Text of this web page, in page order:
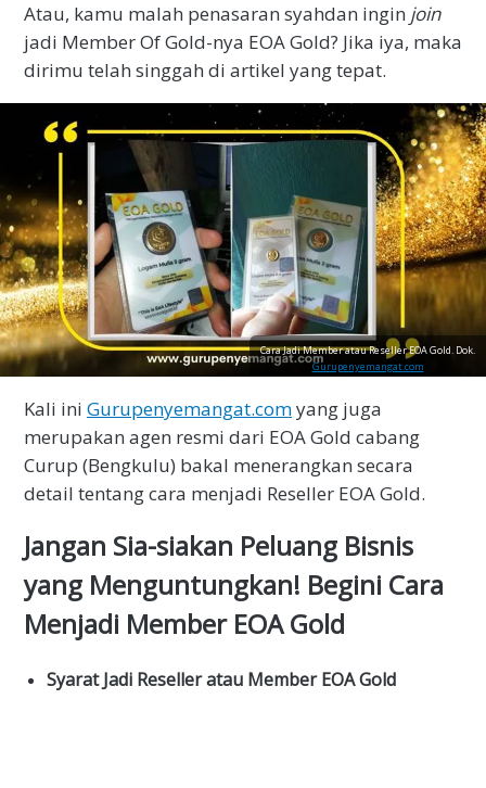
Atau, kamu malah penasaran syahdan ingin join
jadi Member Of Gold-nya EOA Gold? Jika iya, maka
dirimu telah singgah di artikel yang tepat.
Cara Jadi Member atau Reseller EOA Gold. Dok.
Gurupenyemangat.com
Kali ini Gurupenyemangat.comyang juga
merupakan agen resmi dari EOA Gold cabang
Curup (Bengkulu) bakal menerangkan secara
detail tentang cara menjadi Reseller EOA Gold.
Jangan Sia-siakan Peluang Bisnis
yang Menguntungkan! Begini Cara
Menjadi Member EOA Gold
Syarat Jadi Reseller atau Member EOA Gold